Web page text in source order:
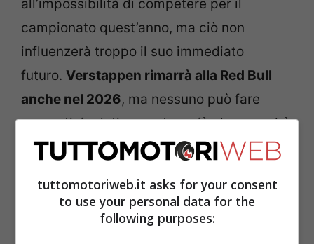
all’impossibilità di competere per il
campionato quest’anno, ma ciò non
influenzerà troppo il suo immediato
futuro. Verstappen rimarrà alla Red Bull
anche nel 2026, ma nessuno può fare
pronostici relativamente a ciò che accadrà
nelle stagioni seguenti. Ciò che è certo è
una rivoluzione dopo l’altra, e dopoAdrian
Christian Horner, anche un’altra
tuttomotoriweb.it asks for your consent
to use your personal data for the
following purposes: